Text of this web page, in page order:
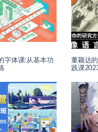
字体课:从基本功
董颖达
践课